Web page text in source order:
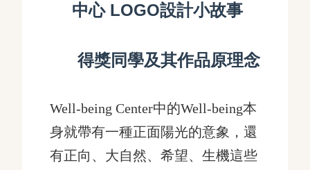
中心 LOGO設計小故事
得獎同學及其作品原理念
Well-being Center中的Well-being本
身就帶有一種正面陽光的意象，還
有正向、大自然、希望、生機這些